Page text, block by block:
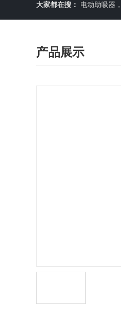
大家都在搜： 电动助吸器
产品展示